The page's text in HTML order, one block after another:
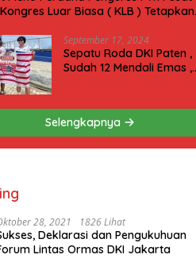
Luar Biasa ( KLB ) Tetapkan
September 17, 2024
Sepatu Roda DKI Paten ,
Sudah 12 Mendali Emas ,
Selengkapnya
28, 2021 1826 Lihat
Deklarasi dan Pengukuhuan
Lintas Ormas DKI Jakarta